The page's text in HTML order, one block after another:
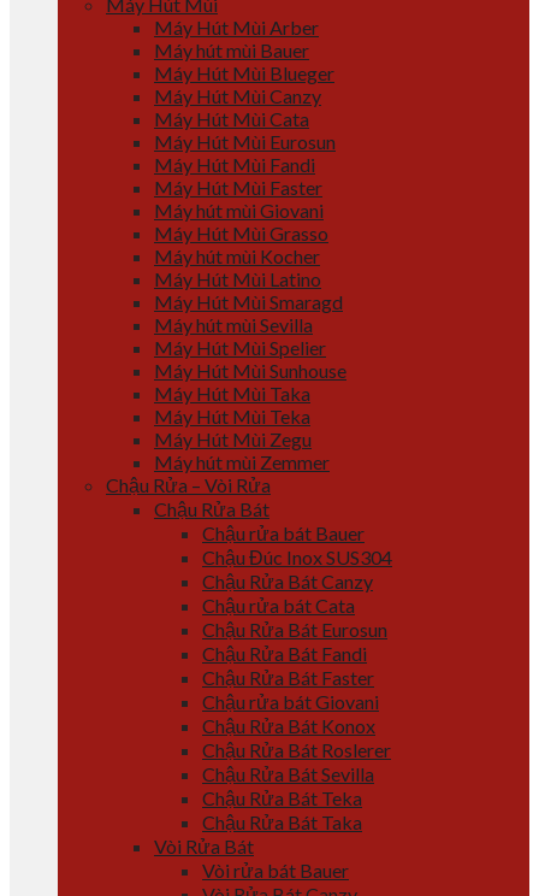
Máy Hút Mùi Arber
Máy hút mùi Bauer
Máy Hút Mùi Blueger
Máy Hút Mùi Canzy
Máy Hút Mùi Cata
Máy Hút Mùi Eurosun
Máy Hút Mùi Fandi
Máy Hút Mùi Faster
Máy hút mùi Giovani
Máy Hút Mùi Grasso
Máy hút mùi Kocher
Máy Hút Mùi Latino
Máy Hút Mùi Smaragd
Máy hút mùi Sevilla
Máy Hút Mùi Spelier
Máy Hút Mùi Sunhouse
Máy Hút Mùi Taka
Máy Hút Mùi Teka
Máy Hút Mùi Zegu
Máy hút mùi Zemmer
Chậu Rửa – Vòi Rửa
Chậu Rửa Bát
Chậu rửa bát Bauer
Chậu Đúc Inox SUS304
Chậu Rửa Bát Canzy
Chậu rửa bát Cata
Chậu Rửa Bát Eurosun
Chậu Rửa Bát Fandi
Chậu Rửa Bát Faster
Chậu rửa bát Giovani
Chậu Rửa Bát Konox
Chậu Rửa Bát Roslerer
Chậu Rửa Bát Sevilla
Chậu Rửa Bát Teka
Chậu Rửa Bát Taka
Vòi Rửa Bát
Vòi rửa bát Bauer